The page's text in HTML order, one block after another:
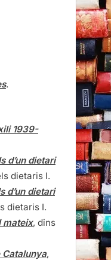
.
1939-
d’un dietari
dietaris I.
d’un dietari
dietaris I.
mateix, dins
Catalunya,